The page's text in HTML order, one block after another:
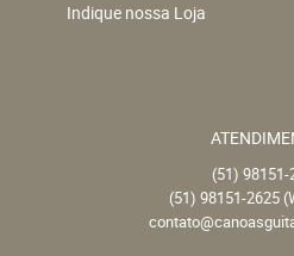
Indique nossa Loja
(51) 98151-
(51) 98151-2625